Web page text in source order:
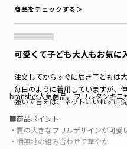
商品をチェックする＞
可愛くて子ども大人もお気に
注文してからすぐに届き子どもは
毎日のように着用していますが、
強いて言えば、ネットにいれずに
branshes人気商品、フリルタンキニ
■商品ポイント
・肩の大きなフリルデザインが可愛
・柄無地の組み合わせで華やか